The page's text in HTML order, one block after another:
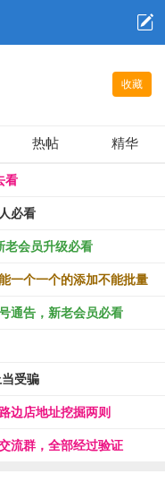
收藏
热帖 精华
看
必看
老会员升级必看
一个一个的添加不能批量
通告，新老会员必看
受骗
店地址挖掘两则
流群，全部经过验证